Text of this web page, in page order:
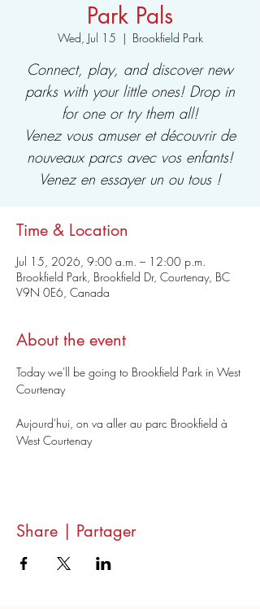
Park Pals
Wed, Jul 15
  |
Brookfield Park
Connect, play, and discover new
parks with your little ones! Drop in
for one or try them all!
Venez vous amuser et découvrir de
nouveaux parcs avec vos enfants!
Venez en essayer un ou tous !
Time & Location
Jul 15, 2026, 9:00 a.m. – 12:00 p.m.
Brookfield Park, Brookfield Dr, Courtenay, BC
V9N 0E6, Canada
About the event
Today we'll be going to Brookfield Park in West
Courtenay
Aujourd'hui, on va aller au parc Brookfield à
West Courtenay
Share | Partager